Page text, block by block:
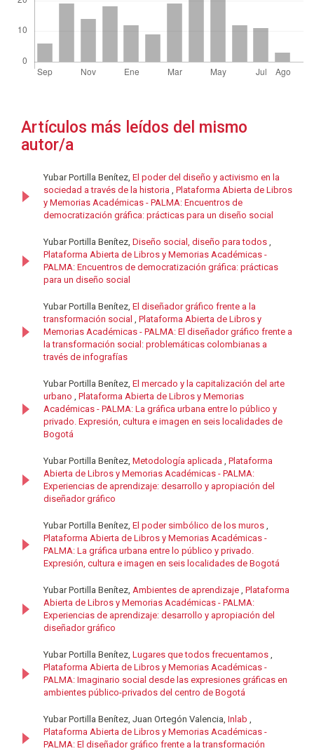
Artículos más leídos del mismo
autor/a
Yubar Portilla Benítez, El poder del diseño y activismo en la
sociedad a través de la historia , Plataforma Abierta de Libros
y Memorias Académicas - PALMA: Encuentros de
democratización gráfica: prácticas para un diseño social
Yubar Portilla Benítez, Diseño social, diseño para todos ,
Plataforma Abierta de Libros y Memorias Académicas -
PALMA: Encuentros de democratización gráfica: prácticas
para un diseño social
Yubar Portilla Benítez, El diseñador gráfico frente a la
transformación social , Plataforma Abierta de Libros y
Memorias Académicas - PALMA: El diseñador gráfico frente a
la transformación social: problemáticas colombianas a
través de infografías
Yubar Portilla Benítez, El mercado y la capitalización del arte
urbano , Plataforma Abierta de Libros y Memorias
Académicas - PALMA: La gráfica urbana entre lo público y
privado. Expresión, cultura e imagen en seis localidades de
Bogotá
Yubar Portilla Benítez, Metodología aplicada , Plataforma
Abierta de Libros y Memorias Académicas - PALMA:
Experiencias de aprendizaje: desarrollo y apropiación del
diseñador gráfico
Yubar Portilla Benítez, El poder simbólico de los muros ,
Plataforma Abierta de Libros y Memorias Académicas -
PALMA: La gráfica urbana entre lo público y privado.
Expresión, cultura e imagen en seis localidades de Bogotá
Yubar Portilla Benítez, Ambientes de aprendizaje , Plataforma
Abierta de Libros y Memorias Académicas - PALMA:
Experiencias de aprendizaje: desarrollo y apropiación del
diseñador gráfico
Yubar Portilla Benítez, Lugares que todos frecuentamos ,
Plataforma Abierta de Libros y Memorias Académicas -
PALMA: Imaginario social desde las expresiones gráficas en
ambientes público-privados del centro de Bogotá
Yubar Portilla Benítez, Juan Ortegón Valencia, Inlab ,
Plataforma Abierta de Libros y Memorias Académicas -
PALMA: El diseñador gráfico frente a la transformación